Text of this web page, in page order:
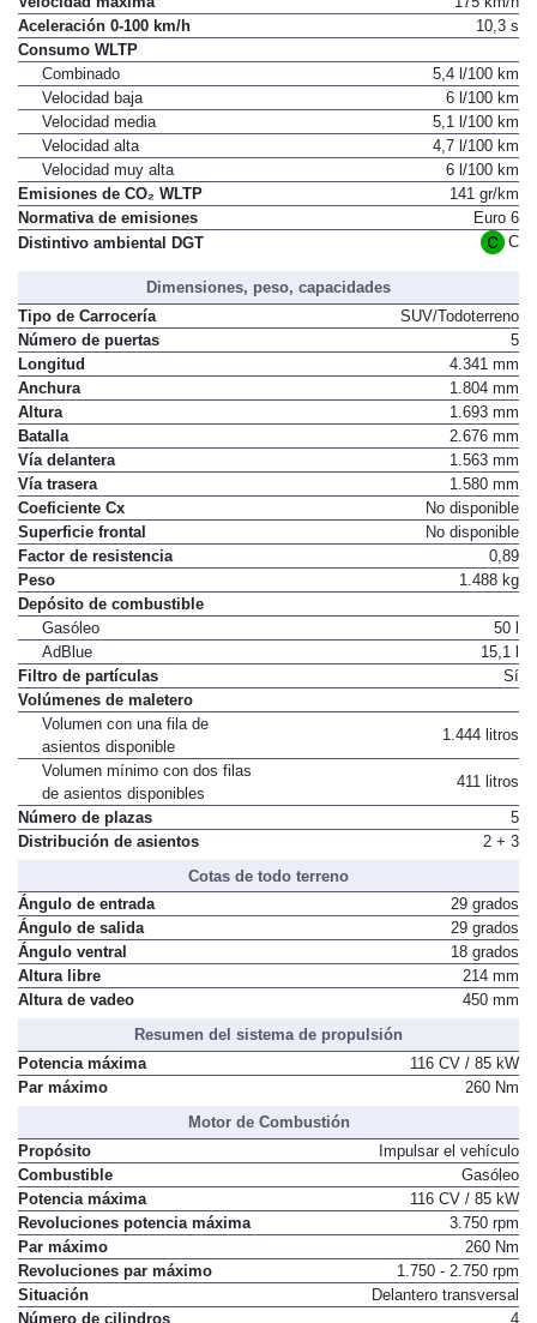
Aceleración 0-100 km/h
10,3 s
Consumo WLTP
Combinado
5,4 l/100 km
Velocidad baja
6 l/100 km
Velocidad media
5,1 l/100 km
Velocidad alta
4,7 l/100 km
Velocidad muy alta
6 l/100 km
Emisiones de CO₂ WLTP
141 gr/km
Normativa de emisiones
Euro 6
Distintivo ambiental DGT
C
Dimensiones, peso, capacidades
Tipo de Carrocería
SUV/Todoterreno
Número de puertas
5
Longitud
4.341 mm
Anchura
1.804 mm
Altura
1.693 mm
Batalla
2.676 mm
Vía delantera
1.563 mm
Vía trasera
1.580 mm
Coeficiente Cx
No disponible
Superficie frontal
No disponible
Factor de resistencia
0,89
Peso
1.488 kg
Depósito de combustible
Gasóleo
50 l
AdBlue
15,1 l
Filtro de partículas
Sí
Volúmenes de maletero
Volumen con una fila de
asientos disponible
1.444 litros
Volumen mínimo con dos filas
de asientos disponibles
411 litros
Número de plazas
5
Distribución de asientos
2 + 3
Cotas de todo terreno
Ángulo de entrada
29 grados
Ángulo de salida
29 grados
Ángulo ventral
18 grados
Altura libre
214 mm
Altura de vadeo
450 mm
Resumen del sistema de propulsión
Potencia máxima
116 CV / 85 kW
Par máximo
260 Nm
Motor de Combustión
Propósito
Impulsar el vehículo
Combustible
Gasóleo
Potencia máxima
116 CV / 85 kW
Revoluciones potencia máxima
3.750 rpm
Par máximo
260 Nm
Revoluciones par máximo
1.750 - 2.750 rpm
Situación
Delantero transversal
Número de cilindros
4